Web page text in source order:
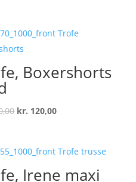
kr. 150,00. kr. 120,00.
Boxershorts
Original
kr. 150,00.
kr. 120,00Current
kr. 120,00.
Irene maxi